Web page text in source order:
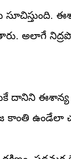
అలాగే
దానిని
కాంతి ఉండేలా